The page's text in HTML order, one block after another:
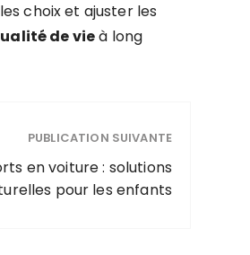
choix et ajuster les
de vieà long
PUBLICATION SUIVANTE
en voiture : solutions
pour les enfants